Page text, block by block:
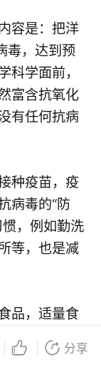
容是：把洋
毒，达到预
科学面前，
富含抗氧化
有任何抗病
种疫苗，疫
病毒的“防
，例如勤洗
等，也是减
品，适量食
的硫化物和
，比如可以
分享